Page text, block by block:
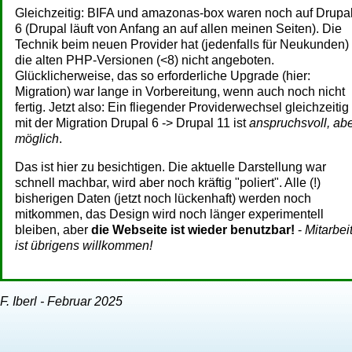
Gleichzeitig: BIFA und amazonas-box waren noch auf
6 (Drupal läuft von Anfang an auf allen meinen Seiten). Die
Technik beim neuen Provider hat (jedenfalls für Neukunden)
die alten PHP-Versionen (<8) nicht angeboten.
Glücklicherweise, das so erforderliche Upgrade (hier:
Migration) war lange in Vorbereitung, wenn auch noch nicht
fertig. Jetzt also: Ein fliegender Providerwechsel gleichzeitig
mit der Migration Drupal 6 -> Drupal 11 istanspruchsvoll,
möglich.
Das ist hier zu besichtigen. Die aktuelle Darstellung war
schnell machbar, wird aber noch kräftig "poliert". Alle (!)
bisherigen Daten (jetzt noch lückenhaft) werden noch
mitkommen, das Design wird noch länger experimentell
bleiben, aber die Webseite ist wieder benutzbar! - Mitarbeit
ist übrigens willkommen!
F. Iberl - Februar 2025